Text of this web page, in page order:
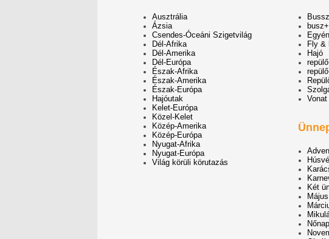
Ausztrália
Ázsia
Csendes-Óceáni Szigetvilág
Dél-Afrika
Dél-Amerika
Dél-Európa
Észak-Afrika
Észak-Amerika
Észak-Európa
Hajóutak
Kelet-Európa
Közel-Kelet
Közép-Amerika
Közép-Európa
Nyugat-Afrika
Nyugat-Európa
Világ körüli körutazás
Fly &
Hajó
Vonat
Két
Nőnap